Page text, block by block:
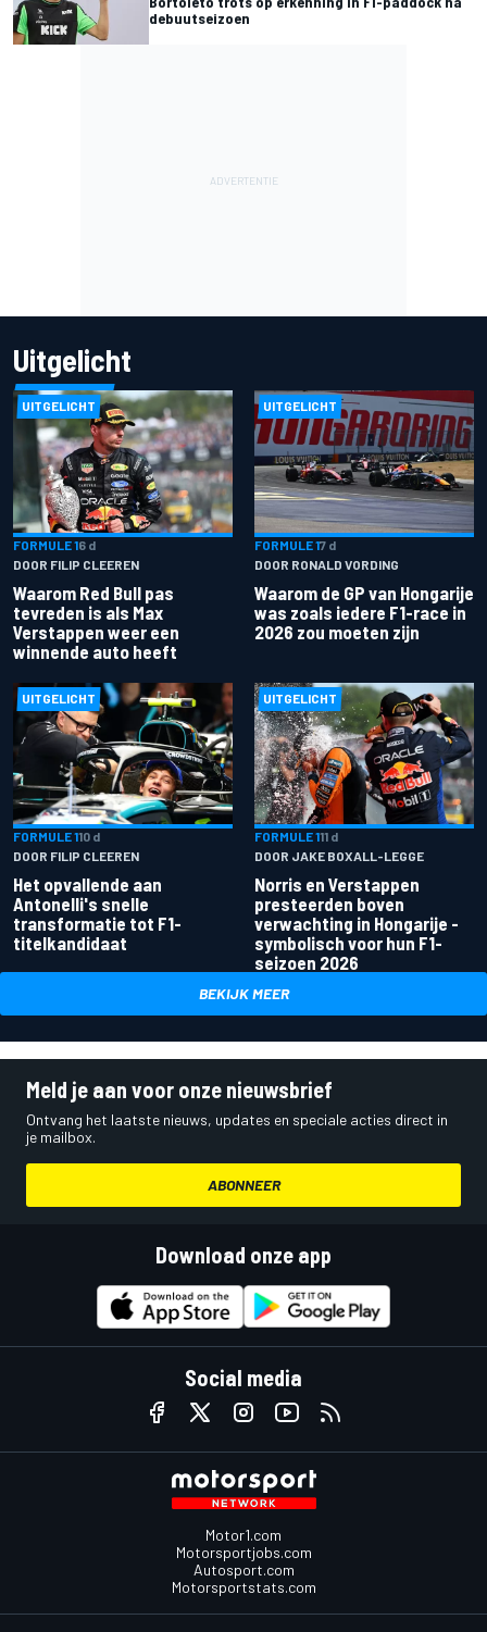
debuutseizoen
Uitgelicht
UITGELICHT
FORMULE 16 d
DOOR FILIP CLEEREN
Waarom Red Bull pas
tevreden is als Max
Verstappen weer een
winnende auto heeft
UITGELICHT
FORMULE 17 d
DOOR RONALD VORDING
Waarom de GP van Hongarije
was zoals iedere F1-race in
2026 zou moeten zijn
UITGELICHT
FORMULE 110 d
DOOR FILIP CLEEREN
Het opvallende aan
Antonelli's snelle
transformatie tot F1-
titelkandidaat
UITGELICHT
FORMULE 111 d
DOOR JAKE BOXALL-LEGGE
Norris en Verstappen
presteerden boven
verwachting in Hongarije -
symbolisch voor hun F1-
seizoen 2026
BEKIJK MEER
Meld je aan voor onze nieuwsbrief
Ontvang het laatste nieuws, updates en speciale acties direct in
je mailbox.
ABONNEER
Download onze app
Social media
Motor1.com
Motorsportjobs.com
Autosport.com
Motorsportstats.com